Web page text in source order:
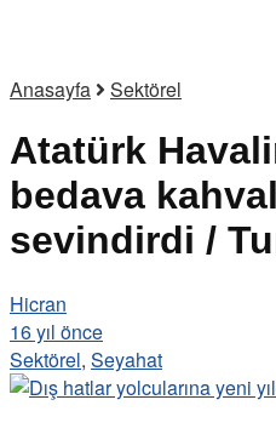
Anasayfa Sektörel
Atatürk
bedava
sevindirdi /
Hicran
16 yıl önce
Sektörel, Seyahat